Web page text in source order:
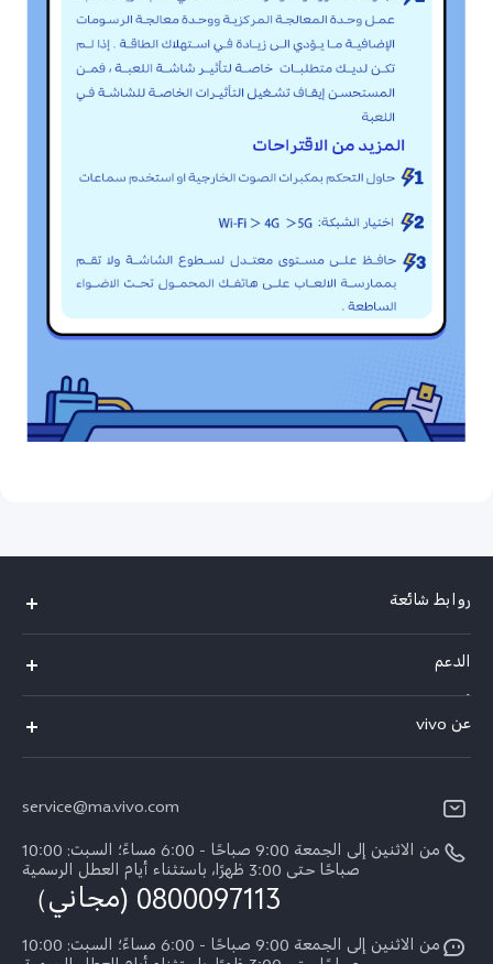
روابط شائعة
Y31d
V70 FE
V40
Y29
الدعم
مركز الخدمة
Funtouch OS
مصادقة IMEI
تحديثات النظام
عن vivo
الأخبار
الإشعارات القانونية
الاستدامة
service@ma.vivo.com
من الاثنين إلى الجمعة 9:00 صباحًا - 6:00 مساءً؛ السبت: 10:00
صباحًا حتى 3:00 ظهرًا، باستثناء أيام العطل الرسمية
0800097113 (مجاني）
من الاثنين إلى الجمعة 9:00 صباحًا - 6:00 مساءً؛ السبت: 10:00